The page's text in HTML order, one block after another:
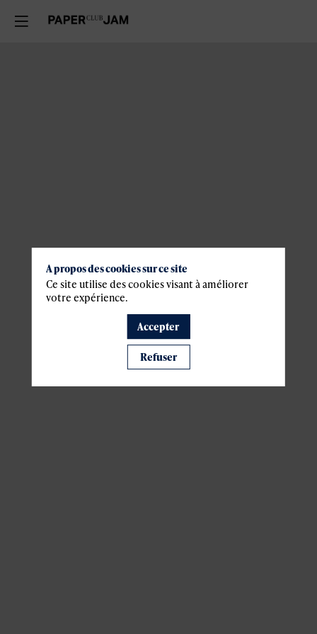
Il manque du contenu : rafraichissez votre navigateur
A propos des cookies sur ce site
Ce site utilise des cookies visant à améliorer
votre expérience.
Accepter
Refuser